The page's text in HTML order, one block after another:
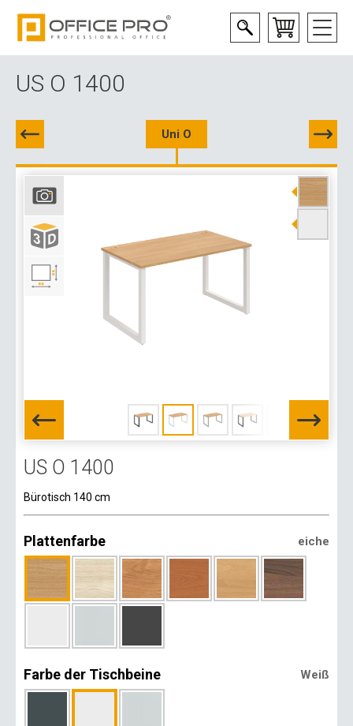
US O 1400
Uni O
US O 1400
Bürotisch 140 cm
Plattenfarbe eiche
Farbe der Tischbeine Weiß